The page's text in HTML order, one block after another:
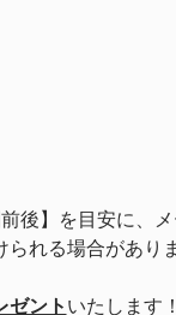
後】を目安に、
れる場合があり
ゼント いたします